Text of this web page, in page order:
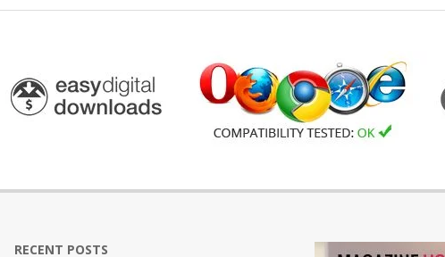
RECENT POSTS